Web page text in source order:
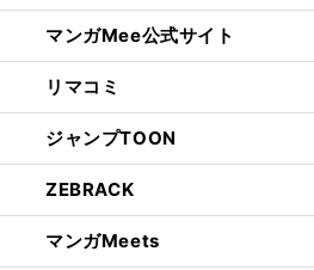
マンガMee公式サイト
リマコミ
ジャンプTOON
ZEBRACK
マンガMeets